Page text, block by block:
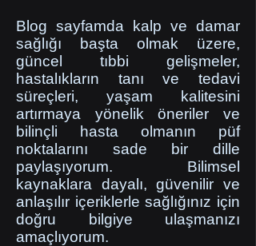
Blog sayfamda kalp ve damar
sağlığı başta olmak üzere,
güncel tıbbi gelişmeler,
hastalıkların tanı ve tedavi
süreçleri, yaşam kalitesini
artırmaya yönelik öneriler ve
bilinçli hasta olmanın püf
noktalarını sade bir dille
paylaşıyorum. Bilimsel
kaynaklara dayalı, güvenilir ve
anlaşılır içeriklerle sağlığınız için
doğru bilgiye ulaşmanızı
amaçlıyorum.